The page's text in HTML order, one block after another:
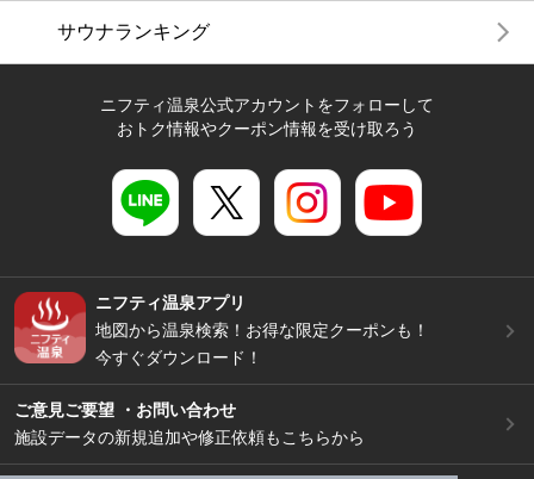
サウナランキング
ニフティ温泉公式アカウントをフォローして
おトク情報やクーポン情報を受け取ろう
ニフティ温泉アプリ
地図から温泉検索！お得な限定クーポンも！
今すぐダウンロード！
ご意見ご要望 ・お問い合わせ
施設データの新規追加や修正依頼もこちらから